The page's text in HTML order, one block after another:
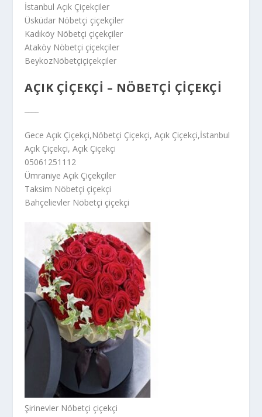
İstanbul Açık Çiçekçiler
Üsküdar Nöbetçi çiçekçiler
Kadıköy Nöbetçi çiçekçiler
Ataköy Nöbetçi çiçekçiler
BeykozNöbetçiçiçekçiler
AÇIK ÇIÇEKÇI – NÖBETÇI ÇIÇEKÇI
Gece Açık Çiçekçi,Nöbetçi Çiçekçi, Açık Çiçekçi,İstanbul
Açık Çiçekçi, Açık Çiçekçi
05061251112
Ümraniye Açık Çiçekçiler
Taksim Nöbetçi çiçekçi
Bahçelievler Nöbetçi çiçekçi
Şirinevler Nöbetçi çiçekçi